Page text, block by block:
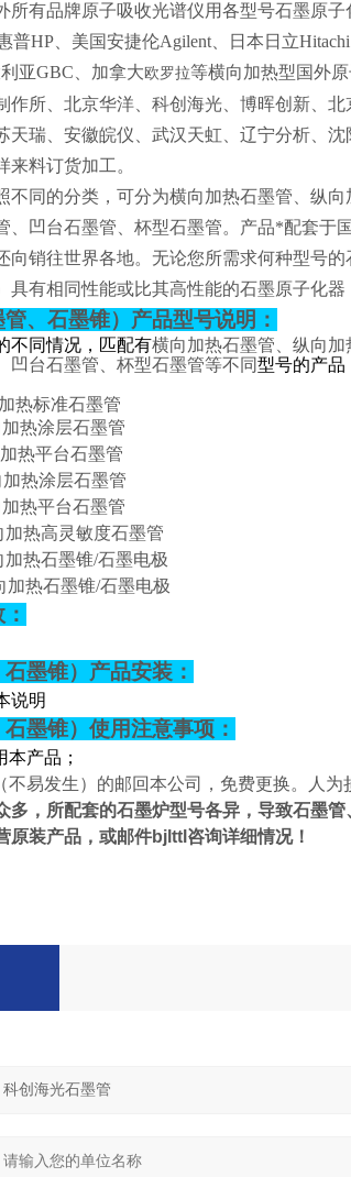
所有品牌原子吸收光谱仪用各型号石墨原
普HP、美国安捷伦Agilent、日本日立
亚GBC、加拿大欧罗拉等横向加热型国外
作所、北京华洋、科创海光、博晖创新、
天瑞、安徽皖仪、武汉天虹、辽宁分析、
料订货加工。
不同的分类，可分为横向加热石墨管、纵
、凹台石墨管、杯型石墨管。产品*配套
向销往世界各地。无论您所需求何种型号
具有相同性能或比其高性能的石墨原子化器
、石墨锥）产品型号说明：
不同情况，匹配有横向加热石墨管、纵向
凹台石墨管、杯型石墨管等不同型号的产品
热标准石墨管
热涂层石墨管
热平台石墨管
热涂层石墨管
热平台石墨管
加热高灵敏度石墨管
加热石墨锥/石墨电极
加热石墨锥/石墨电极
墨锥）产品安装：
说明
墨锥）使用注意事项：
产品；
不易发生） 的邮回本公司，免费更换。人为
多，所配套的石墨炉型号各异，导致石墨
原装产品， 或邮件bjlttl 咨询详细情况！